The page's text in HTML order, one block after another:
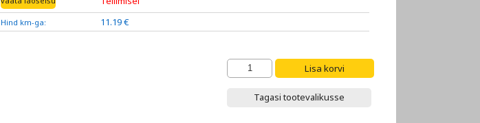
Hind km-ga: 11.19 €
Tagasi tootevalikusse